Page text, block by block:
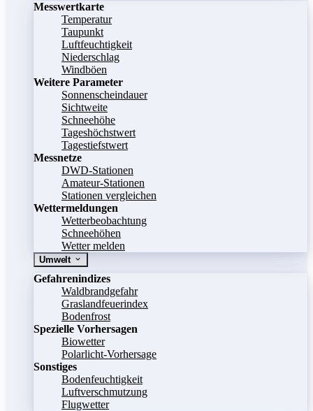
Messwertkarte
Temperatur
Taupunkt
Luftfeuchtigkeit
Niederschlag
Windböen
Weitere Parameter
Sonnenscheindauer
Sichtweite
Schneehöhe
Tageshöchstwert
Tagestiefstwert
Messnetze
DWD-Stationen
Amateur-Stationen
Stationen vergleichen
Wettermeldungen
Wetterbeobachtung
Schneehöhen
Wetter melden
Umwelt
Gefahrenindizes
Waldbrandgefahr
Graslandfeuerindex
Bodenfrost
Spezielle Vorhersagen
Biowetter
Polarlicht-Vorhersage
Sonstiges
Bodenfeuchtigkeit
Luftverschmutzung
Flugwetter